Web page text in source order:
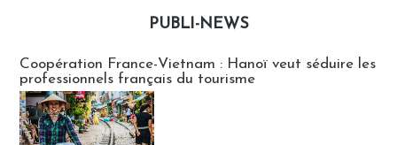
PUBLI-NEWS
Coopération France-Vietnam : Hanoï veut séduire les
professionnels français du tourisme